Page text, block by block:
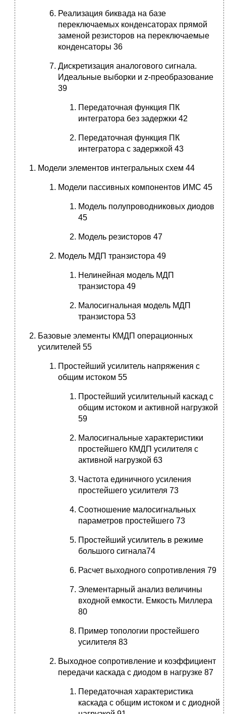
Реализация биквада на базе
переключаемых конденсаторах прямой
заменой резисторов на переключаемые
конденсаторы 36
Дискретизация аналогового сигнала.
Идеальные выборки и z-преобразование
39
Передаточная функция ПК
интегратора без задержки 42
Передаточная функция ПК
интегратора с задержкой 43
Модели элементов интегральных схем 44
Модели пассивных компонентов ИМС 45
Модель полупроводниковых диодов
45
Модель резисторов 47
Модель МДП транзистора 49
Нелинейная модель МДП
транзистора 49
Малосигнальная модель МДП
транзистора 53
Базовые элементы КМДП операционных
усилителей 55
Простейший усилитель напряжения с
общим истоком 55
Простейший усилительный каскад с
общим истоком и активной нагрузкой
59
Малосигнальные характеристики
простейшего КМДП усилителя с
активной нагрузкой 63
Частота единичного усиления
простейшего усилителя 73
Соотношение малосигнальных
параметров простейшего 73
Простейший усилитель в режиме
большого сигнала74
Расчет выходного сопротивления 79
Элементарный анализ величины
входной емкости. Емкость Миллера
80
Пример топологии простейшего
усилителя 83
Выходное сопротивление и коэффициент
передачи каскада с диодом в нагрузке 87
Передаточная характеристика
каскада с общим истоком и с диодной